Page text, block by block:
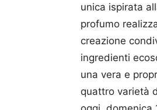
unica ispirata
profumo
creazione
ingredienti
una vera e
quattro varietà